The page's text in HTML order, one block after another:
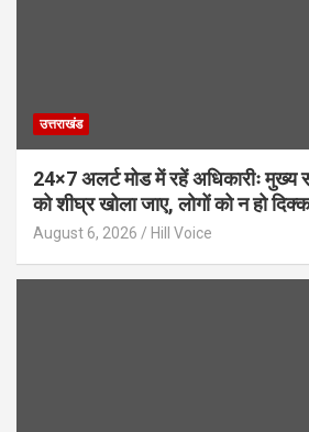
उत्तराखंड
24×7 अलर्ट मोड में रहें अधिकारीः
को शीघ्र खोला जाए, लोगों को न हो
August 6, 2026 Hill Voice